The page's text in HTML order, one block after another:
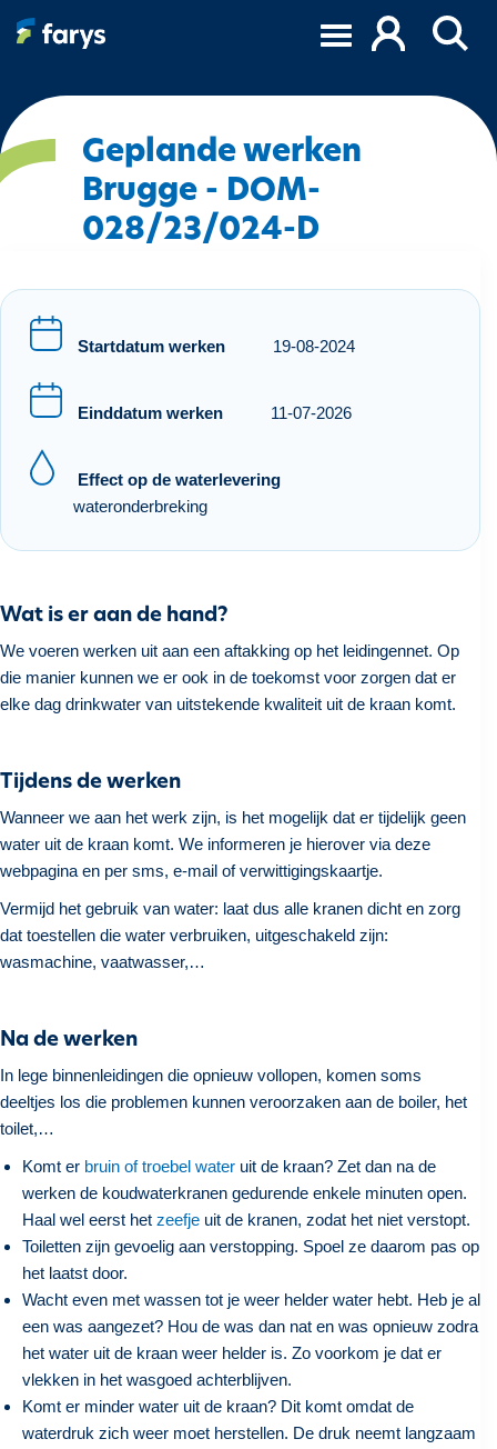
l
a
n
o
g
a
a
n
Geplande werken
Brugge - DOM-
028/23/024-D
Startdatum werken 19-08-2024
Einddatum werken 11-07-2026
Effect op de waterlevering
wateronderbreking
Wat is er aan de hand?
We voeren werken uit aan een aftakking op het leidingennet. Op
die manier kunnen we er ook in de toekomst voor zorgen dat er
elke dag drinkwater van uitstekende kwaliteit uit de kraan komt.
Tijdens de werken
Wanneer we aan het werk zijn, is het mogelijk dat er tijdelijk geen
water uit de kraan komt. We informeren je hierover via deze
webpagina en per sms, e-mail of verwittigingskaartje.
Vermijd het gebruik van water: laat dus alle kranen dicht en zorg
dat toestellen die water verbruiken, uitgeschakeld zijn:
wasmachine, vaatwasser,…
Na de werken
In lege binnenleidingen die opnieuw vollopen, komen soms
deeltjes los die problemen kunnen veroorzaken aan de boiler, het
toilet,…
Komt er bruin of troebel water uit de kraan? Zet dan na de
werken de koudwaterkranen gedurende enkele minuten open.
Haal wel eerst het zeefje uit de kranen, zodat het niet verstopt.
Toiletten zijn gevoelig aan verstopping. Spoel ze daarom pas op
het laatst door.
Wacht even met wassen tot je weer helder water hebt. Heb je al
een was aangezet? Hou de was dan nat en was opnieuw zodra
het water uit de kraan weer helder is. Zo voorkom je dat er
vlekken in het wasgoed achterblijven.
Komt er minder water uit de kraan? Dit komt omdat de
waterdruk zich weer moet herstellen. De druk neemt langzaam